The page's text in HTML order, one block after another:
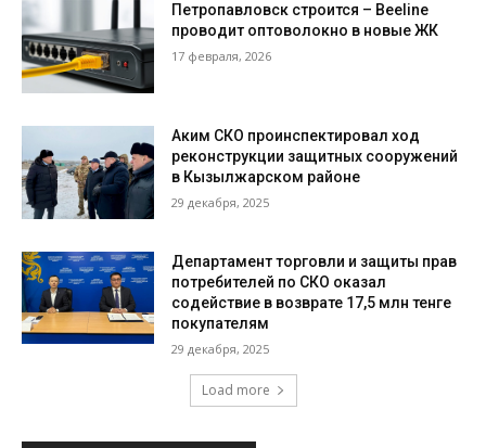
Петропавловск строится – Beeline
проводит оптоволокно в новые ЖК
17 февраля, 2026
Аким СКО проинспектировал ход
реконструкции защитных сооружений
в Кызылжарском районе
29 декабря, 2025
Департамент торговли и защиты прав
потребителей по СКО оказал
содействие в возврате 17,5 млн тенге
покупателям
29 декабря, 2025
Load more